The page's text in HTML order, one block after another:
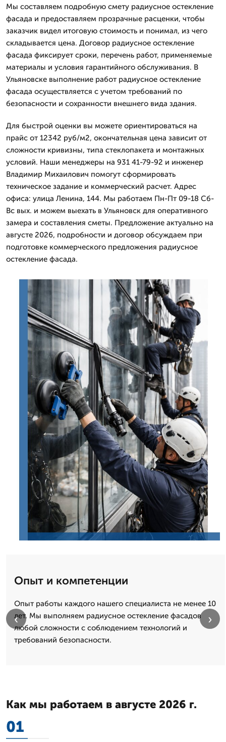
Мы составляем подробную смету радиусное остекление
фасада и предоставляем прозрачные расценки, чтобы
заказчик видел итоговую стоимость и понимал, из чего
складывается цена. Договор радиусное остекление
фасада фиксирует сроки, перечень работ, применяемые
материалы и условия гарантийного обслуживания. В
Ульяновске выполнение работ радиусное остекление
фасада осуществляется с учетом требований по
безопасности и сохранности внешнего вида здания.
Для быстрой оценки вы можете ориентироваться на
прайс от 12342 руб/м2, окончательная цена зависит от
сложности кривизны, типа стеклопакета и монтажных
условий. Наши менеджеры на 931 41-79-92 и инженер
Владимир Михаилович помогут сформировать
техническое задание и коммерческий расчет. Адрес
офиса: улица Ленина, 144. Мы работаем Пн-Пт 09-18 Сб-
Вс вых. и можем выехать в Ульяновск для оперативного
замера и составления сметы. Предложение актуально на
августе 2026, подробности и договор обсуждаем при
подготовке коммерческого предложения радиусное
остекление фасада.
Опыт и компетенции
Опыт работы каждого нашего специалиста не менее 10
лет. Мы выполняем радиусное остекление фасадов
любой сложности с соблюдением технологий и
требований безопасности.
‹ ›
Как мы работаем в августе 2026 г.
01